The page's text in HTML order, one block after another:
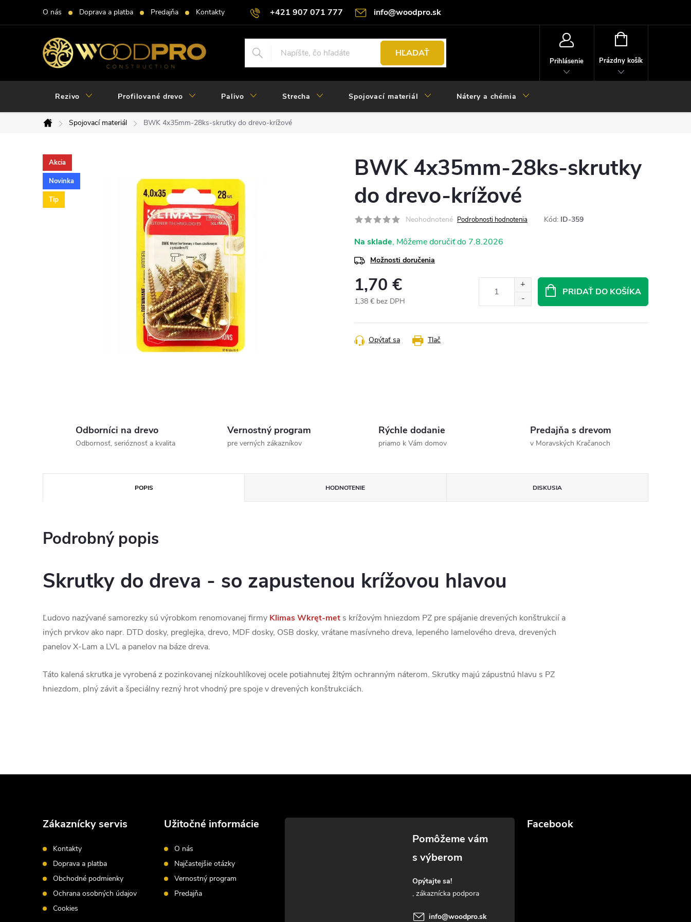
+421 907 071 777 info@woodpro.sk
O nás Doprava a platba Predajňa Kontakty
HĽADAŤ
Prihlásenie
NÁKUPNÝ
Prázdny košík
Rezivo Profilované drevo Palivo Strecha Spojovací materiál Nátery a chémia
Domov
Spojovací materiál BWK 4x35mm-28ks-skrutky do drevo-krížové
Akcia
Novinka
Tip
BWK 4x35mm-28ks-skrutky
do drevo-krížové
Neohodnotené Podrobnosti hodnotenia Kód: ID-359
Na sklade 7.8.2026
Možnosti doručenia
1,70 €
1,38 € bez DPH
cena:
PRIDAŤ DO KOŠÍKA
Tlač
Opýtať sa
Odborníci na drevo
Odbornosť, serióznosť a kvalita
Vernostný program
pre verných zákazníkov
Rýchle dodanie
priamo k Vám domov
Predajňa s drevom
v Moravských Kračanoch
POPIS HODNOTENIE DISKUSIA
Podrobný popis
Skrutky do dreva - so zapustenou krížovou hlavou
Ľudovo nazývané samorezky sú výrobkom renomovanej firmy KlimasWkręt-met s krížovým hniezdom PZ pre spájanie drevených konštrukcií a
iných prvkov ako napr. DTD dosky, preglejka, drevo, MDF dosky, OSB dosky, vrátane masívneho dreva, lepeného lamelového dreva, drevených
panelov X-Lam a LVL a panelov na báze dreva.
Táto kalená skrutka je vyrobená z pozinkovanej nízkouhlíkovej ocele potiahnutej žltým ochranným náterom. Skrutky majú zápustnú hlavu s PZ
hniezdom, plný závit a špeciálny rezný hrot vhodný pre spoje v drevených konštrukciách.
Zákaznícky servis
Kontakty
Doprava a platba
Obchodné podmienky
Ochrana osobných údajov
Cookies
Užitočné informácie
O nás
Najčastejšie otázky
Vernostný program
Predajňa
Opýtajte sa!
info@woodpro.sk
Facebook